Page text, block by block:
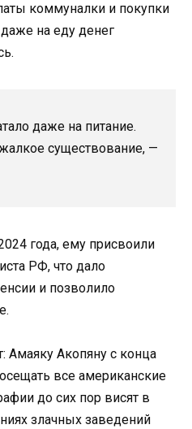
коммуналки и покупки
на еду денег
даже на питание.
существование, —
года, ему присвоили
РФ, что дало
и позволило
Амаяку Акопяну с конца
все американские
до сих пор висят в
злачных заведений